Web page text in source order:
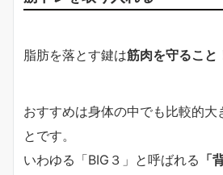
脂肪を落とす鍵は筋肉を守ること
おすすめは身体の中でも比較的大
とです。
いわゆる「BIG３」と呼ばれる 「